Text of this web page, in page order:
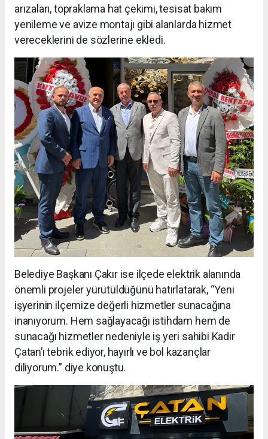
arızaları, topraklama hat çekimi, tesisat bakım
yenileme ve avize montajı gibi alanlarda hizmet
vereceklerini de sözlerine ekledi.
Belediye Başkanı Çakır ise ilçede elektrik alanında
önemli projeler yürütüldüğünü hatırlatarak, “Yeni
işyerinin ilçemize değerli hizmetler sunacağına
inanıyorum. Hem sağlayacağı istihdam hem de
sunacağı hizmetler nedeniyle iş yeri sahibi Kadir
Çatan’ı tebrik ediyor, hayırlı ve bol kazançlar
diliyorum.” diye konuştu.